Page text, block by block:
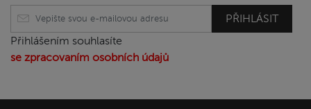
PŘIHLÁSIT
Přihlášením souhlasíte
se zpracovaním osobních údajů